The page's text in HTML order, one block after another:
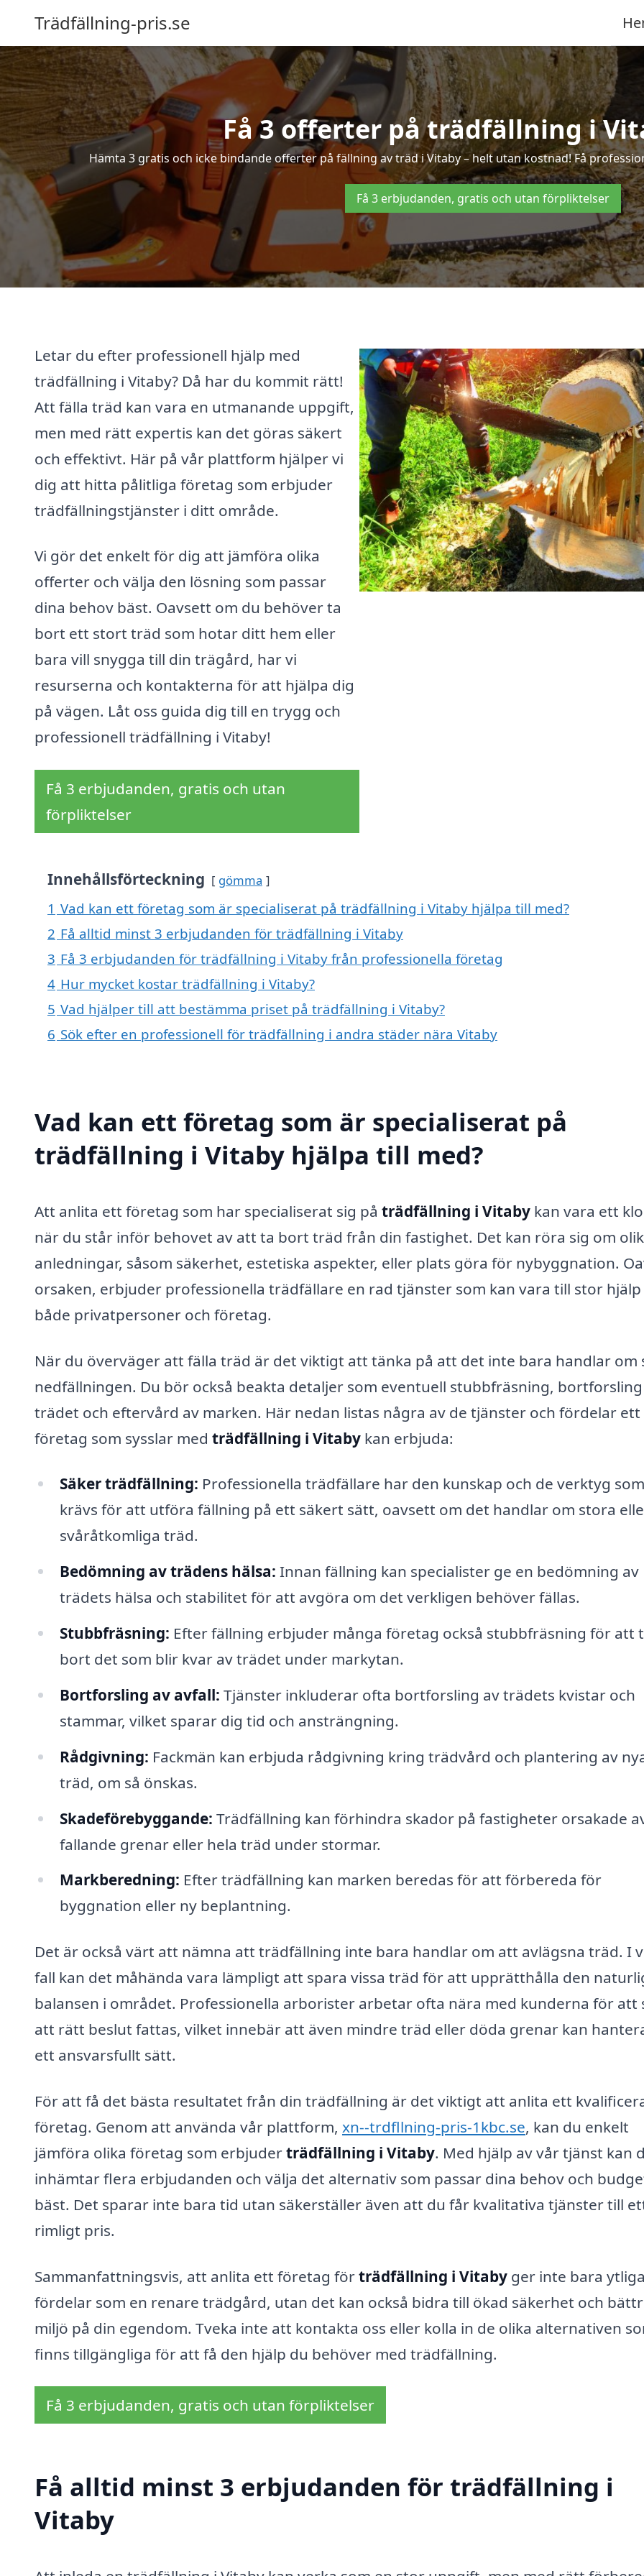
Trädfällning-pris.se
Få 3 offerter på trädfällning i
Hämta 3 gratis och icke bindande offerter på fällning av träd i Vitaby – helt utan kostnad! Få
Få 3 erbjudanden, gratis och utan förpliktelser
Letar du efter professionell hjälp med
trädfällning i Vitaby? Då har du kommit rätt!
Att fälla träd kan vara en utmanande uppgift,
men med rätt expertis kan det göras säkert
och effektivt. Här på vår plattform hjälper vi
dig att hitta pålitliga företag som erbjuder
trädfällningstjänster i ditt område.
Vi gör det enkelt för dig att jämföra olika
offerter och välja den lösning som passar
dina behov bäst. Oavsett om du behöver ta
bort ett stort träd som hotar ditt hem eller
bara vill snygga till din trägård, har vi
resurserna och kontakterna för att hjälpa dig
på vägen. Låt oss guida dig till en trygg och
professionell trädfällning i Vitaby!
Få 3 erbjudanden, gratis och utan
förpliktelser
Innehållsförteckning gömma
1 Vad kan ett företag som är specialiserat på trädfällning i Vitaby hjälpa till med?
2 Få alltid minst 3 erbjudanden för trädfällning i Vitaby
3 Få 3 erbjudanden för trädfällning i Vitaby från professionella företag
4 Hur mycket kostar trädfällning i Vitaby?
5 Vad hjälper till att bestämma priset på trädfällning i Vitaby?
6 Sök efter en professionell för trädfällning i andra städer nära Vitaby
Vad kan ett företag som är specialiserat på
trädfällning i Vitaby hjälpa till med?
Att anlita ett företag som har specialiserat sig på trädfällning i Vitaby kan vara ett
när du står inför behovet av att ta bort träd från din fastighet. Det kan röra sig om
anledningar, såsom säkerhet, estetiska aspekter, eller plats göra för nybyggnation.
orsaken, erbjuder professionella trädfällare en rad tjänster som kan vara till stor
både privatpersoner och företag.
När du överväger att fälla träd är det viktigt att tänka på att det inte bara handlar om
nedfällningen. Du bör också beakta detaljer som eventuell stubbfräsning,
trädet och eftervård av marken. Här nedan listas några av de tjänster och fördelar ett
företag som sysslar med trädfällning i Vitaby kan erbjuda:
Säker trädfällning: Professionella trädfällare har den kunskap och de verktyg som
krävs för att utföra fällning på ett säkert sätt, oavsett om det handlar om stora
svåråtkomliga träd.
Bedömning av trädens hälsa: Innan fällning kan specialister ge en bedömning av
trädets hälsa och stabilitet för att avgöra om det verkligen behöver fällas.
Stubbfräsning: Efter fällning erbjuder många företag också stubbfräsning för att
bort det som blir kvar av trädet under markytan.
Bortforsling av avfall: Tjänster inkluderar ofta bortforsling av trädets kvistar och
stammar, vilket sparar dig tid och ansträngning.
Rådgivning: Fackmän kan erbjuda rådgivning kring trädvård och plantering av
träd, om så önskas.
Skadeförebyggande: Trädfällning kan förhindra skador på fastigheter orsakade
fallande grenar eller hela träd under stormar.
Markberedning: Efter trädfällning kan marken beredas för att förbereda för
byggnation eller ny beplantning.
Det är också värt att nämna att trädfällning inte bara handlar om att avlägsna träd. I
fall kan det måhända vara lämpligt att spara vissa träd för att upprätthålla den
balansen i området. Professionella arborister arbetar ofta nära med kunderna för att
att rätt beslut fattas, vilket innebär att även mindre träd eller döda grenar kan
ett ansvarsfullt sätt.
För att få det bästa resultatet från din trädfällning är det viktigt att anlita ett
företag. Genom att använda vår plattform, xn--trdfllning-pris-1kbc.se, kan du enkelt
jämföra olika företag som erbjuderträdfällning i Vitaby. Med hjälp av vår tjänst kan
inhämtar flera erbjudanden och välja det alternativ som passar dina behov och
bäst. Det sparar inte bara tid utan säkerställer även att du får kvalitativa tjänster till
rimligt pris.
Sammanfattningsvis, att anlita ett företag förträdfällning i Vitaby ger inte bara ytliga
fördelar som en renare trädgård, utan det kan också bidra till ökad säkerhet och
miljö på din egendom. Tveka inte att kontakta oss eller kolla in de olika alternativen
finns tillgängliga för att få den hjälp du behöver med trädfällning.
Få 3 erbjudanden, gratis och utan förpliktelser
Få alltid minst 3 erbjudanden för trädfällning i
Vitaby